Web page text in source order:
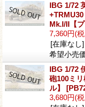
IBG 1/72
Mk.I/II【
7,360円(
[在庫なし]
希望小売
IBG 1/72
砲100ミ
ル】
3,680円(